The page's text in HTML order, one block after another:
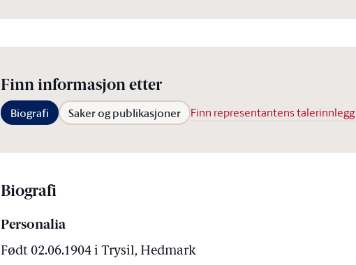
Finn informasjon etter
Biografi Saker og publikasjoner Finn representantens talerinnlegg
Biografi
Personalia
Født 02.06.1904 i Trysil, Hedmark